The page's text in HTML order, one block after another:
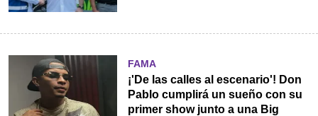
FAMA
¡'De las calles al escenario'! Don
Pablo cumplirá un sueño con su
primer show junto a una Big